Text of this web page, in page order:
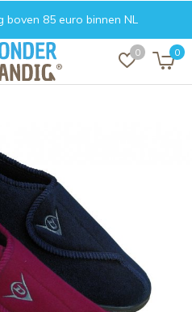
0 0
boven 85 euro binnen NL